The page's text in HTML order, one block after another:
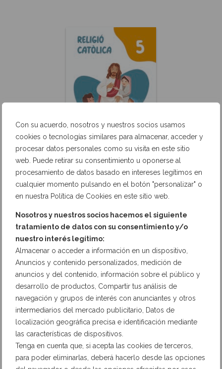
Con su acuerdo, nosotros y nuestros socios usamos
cookies o tecnologías similares para almacenar, acceder y
procesar datos personales como su visita en este sitio
web. Puede retirar su consentimiento u oponerse al
procesamiento de datos basado en intereses legítimos en
cualquier momento pulsando en el botón "personalizar" o
en nuestra Política de Cookies en este sitio web.
Nosotros y nuestros socios hacemos el siguiente
tratamiento de datos con su consentimiento y/o
nuestro interés legítimo:
Almacenar o acceder a información en un dispositivo,
Anuncios y contenido personalizados, medición de
anuncios y del contenido, información sobre el público y
desarrollo de productos, Compartir tus análisis de
navegación y grupos de interés con anunciantes y otros
intermediarios del mercado publicitario, Datos de
localización geográfica precisa e identificación mediante
las características de dispositivos.
Tenga en cuenta que, si acepta las cookies de terceros,
para poder eliminarlas, deberá hacerlo desde las opciones
Guía didáctica
VER MUESTRA
Programación didáctica